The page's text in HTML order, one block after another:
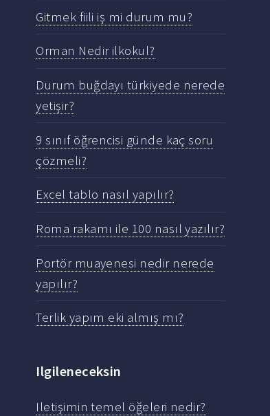
Gitmek fiili iş mi durum mu?
Orman Nedir ilkokul?
Durum buğdayı türkiyede nerede
yetişir?
9 sınıf öğrencisi günde kaç soru
çözmeli?
Excel tablo nasıl yapılır?
Roma rakamı ile 100 nasıl yazılır?
Portör muayenesi nedir nerede
yapılır?
Terlik yapım eki almış mı?
Ilgileneceksin
Iletişimin temel öğeleri nedir?